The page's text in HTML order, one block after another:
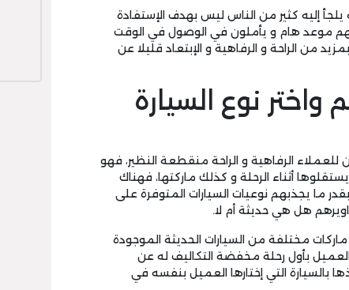
إليه كثير من الناس ليس بهدف الإستفادة
موعد هام و يأملون في الوصول في الوقت
من الراحة و الرفاهية و الإبتعاد قليلا عن
نوع السيارة
الرفاهية و الراحة منقطعة النظير، فهو
أثناء الرحلة و كذلك ماركتها، فهناك
ما يجذبهم نوعيات السيارات المتوفرة على
هل هي حديثة أم لا.
مختلفة من السيارات الحديثة الموجودة
بأول رحلة مخفضة التكاليف له عن
بالسيارة التي إختارها العميل بنفسه في